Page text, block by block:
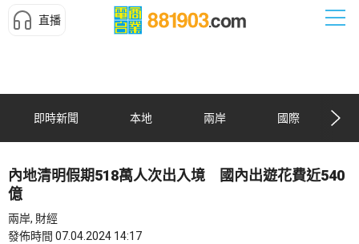
直播
即時新聞 本地 兩岸 國際
內地清明假期518萬人次出入境 國內出遊花費近540
億
兩岸, 財經
發佈時間 07.04.2024 14:17